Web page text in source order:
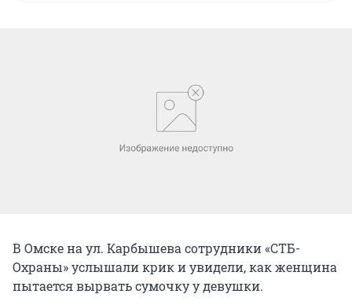
В Омске на ул. Карбышева сотрудники «СТБ-
Охраны» услышали крик и увидели, как женщина
пытается вырвать сумочку у девушки.